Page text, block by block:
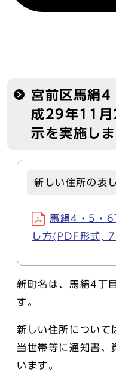
宮前区馬絹4
成29年11月
示を実施しま
新しい住所の表
馬絹4・5・6
し方(PDF形式,
新町名は、馬絹4丁
す。
新しい住所について
当世帯等に通知書、
います。